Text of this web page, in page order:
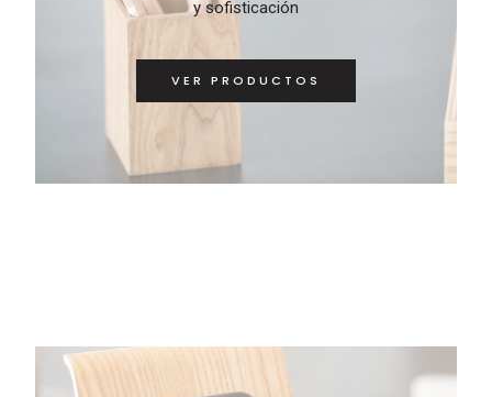
y sofisticación
VER PRODUCTOS